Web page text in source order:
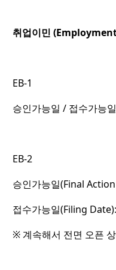
취업이민
EB-1
승인가능일 / 접수가능
EB-2
승인가능일(Final
접수가능일(Filing
※ 계속해서 전면 오픈